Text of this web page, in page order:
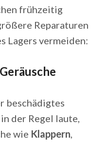
frühzeitig
Reparaturen
Lagers vermeiden:
beschädigtes
der Regel laute,
wie Klappern,